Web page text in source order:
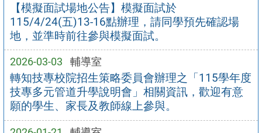
【模擬面試場地公告】模擬面試於
115/4/24(五)13-16點辦理，請同學預先確認場
地，並準時前往參與模擬面試。
2026-03-03 輔導室
轉知技專校院招生策略委員會辦理之「115學年度
技專多元管道升學說明會」相關資訊，歡迎有意
願的學生、家長及教師線上參與。